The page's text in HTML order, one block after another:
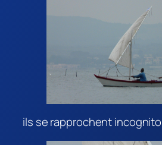
ils se rapprochent incognito